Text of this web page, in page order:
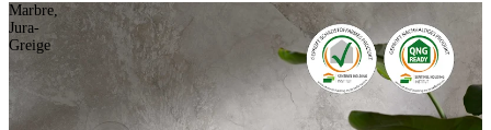
Marbre,
Jura-
Greige